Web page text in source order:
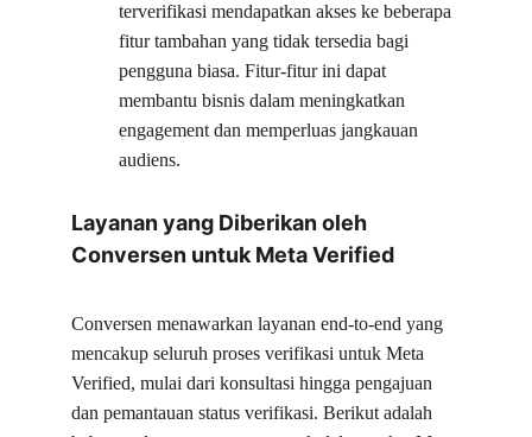
terverifikasi mendapatkan akses ke beberapa
fitur tambahan yang tidak tersedia bagi
pengguna biasa. Fitur-fitur ini dapat
membantu bisnis dalam meningkatkan
engagement dan memperluas jangkauan
audiens.
Layanan yang Diberikan oleh
Conversen untuk Meta Verified
Conversen menawarkan layanan end-to-end yang
mencakup seluruh proses verifikasi untuk Meta
Verified, mulai dari konsultasi hingga pengajuan
dan pemantauan status verifikasi. Berikut adalah